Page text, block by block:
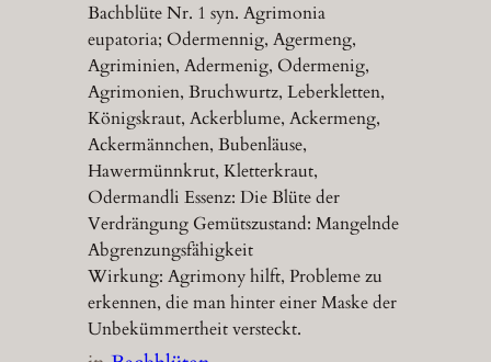
Bachblüte Nr. 1 syn. Agrimonia
eupatoria; Odermennig, Agermeng,
Agriminien, Adermenig, Odermenig,
Agrimonien, Bruchwurtz, Leberkletten,
Königskraut, Ackerblume, Ackermeng,
Ackermännchen, Bubenläuse,
Hawermünnkrut, Kletterkraut,
Odermandli Essenz: Die Blüte der
Verdrängung Gemütszustand: Mangelnde
Abgrenzungsfähigkeit
Wirkung: Agrimony hilft, Probleme zu
erkennen, die man hinter einer Maske der
Unbekümmertheit versteckt.